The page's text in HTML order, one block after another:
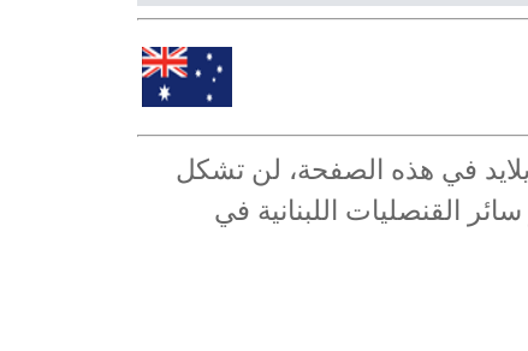
اديلايد في هذه الصفحة، لن تشكل
القنصليات اللبنانية في